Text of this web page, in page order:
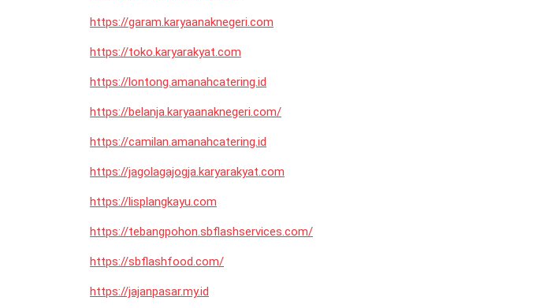
https://garam.karyaanaknegeri.com
https://toko.karyarakyat.com
https://lontong.amanahcatering.id
https://belanja.karyaanaknegeri.com/
https://camilan.amanahcatering.id
https://jagolagajogja.karyarakyat.com
https://lisplangkayu.com
https://tebangpohon.sbflashservices.com/
https://sbflashfood.com/
https://jajanpasar.my.id